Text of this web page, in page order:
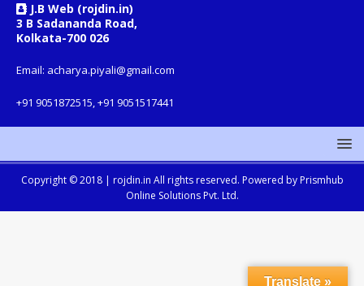
J.B Web (rojdin.in)
3 B Sadananda Road,
Kolkata-700 026
Email: acharya.piyali@gmail.com
+91 9051872515, +91 9051517441
Copyright © 2018 | rojdin.in All rights reserved. Powered by Prismhub
Online Solutions Pvt. Ltd.
Translate »